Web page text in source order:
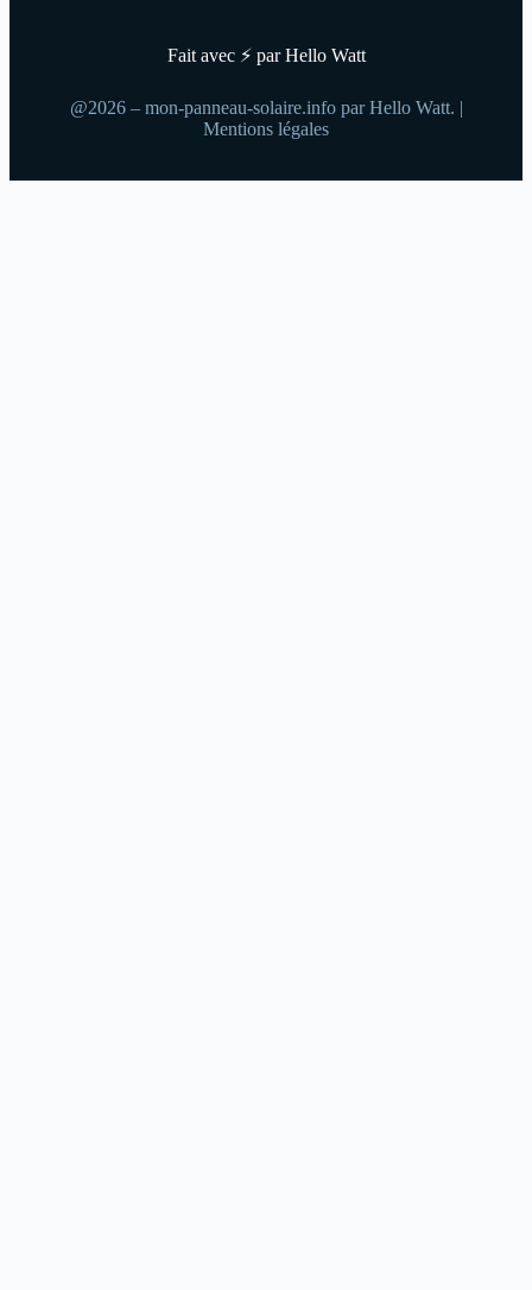
Fait avec ⚡ par Hello Watt
@2026 – mon-panneau-solaire.info par Hello Watt. |
Mentions légales